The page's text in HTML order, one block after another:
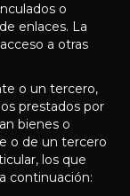
o
enlaces. La
a otras
o un tercero,
prestados por
bienes o
o de un tercero
los que
continuación: